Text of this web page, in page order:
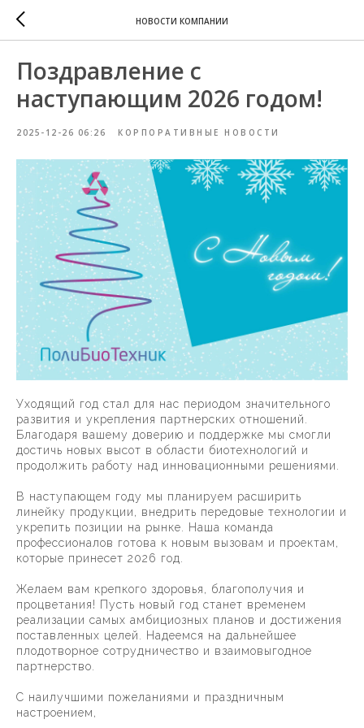
НОВОСТИ КОМПАНИИ
Поздравление с
наступающим 2026 годом!
2025-12-26 06:26 КОРПОРАТИВНЫЕ НОВОСТИ
Уходящий год стал для нас периодом значительного
развития и укрепления партнерских отношений.
Благодаря вашему доверию и поддержке мы смогли
достичь новых высот в области биотехнологий и
продолжить работу над инновационными решениями.
В наступающем году мы планируем расширить
линейку продукции, внедрить передовые технологии и
укрепить позиции на рынке. Наша команда
профессионалов готова к новым вызовам и проектам,
которые принесет 2026 год.
Желаем вам крепкого здоровья, благополучия и
процветания! Пусть новый год станет временем
реализации самых амбициозных планов и достижения
поставленных целей. Надеемся на дальнейшее
плодотворное сотрудничество и взаимовыгодное
партнерство.
С наилучшими пожеланиями и праздничным
настроением,